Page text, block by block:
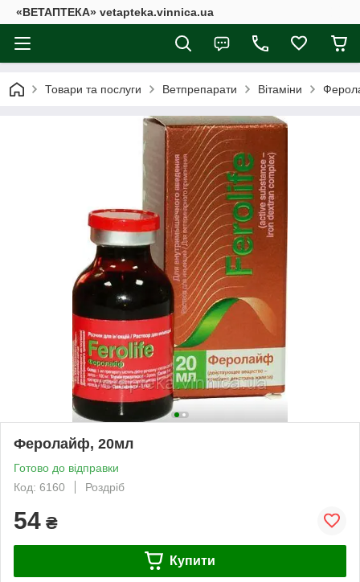
«ВЕТАПТЕКА» vetapteka.vinnica.ua
Товари та послуги Ветпрепарати Вітаміни
Феролайф, 20мл
Готово до відправки
Код: 6160
Роздріб
54 ₴
Купити